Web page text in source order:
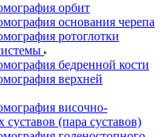
орбит
основания черепа
ротоглотки
бедренной кости
верхней
височно-
(пара суставов)